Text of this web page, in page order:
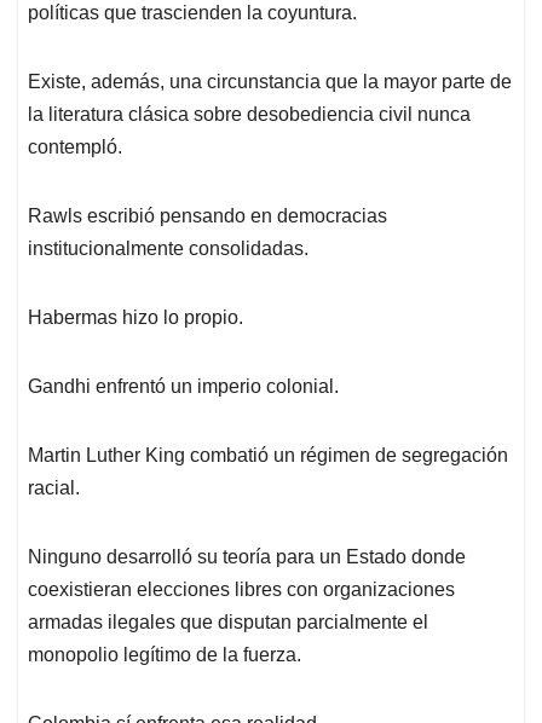
políticas que trascienden la coyuntura.
Existe, además, una circunstancia que la mayor parte de
la literatura clásica sobre desobediencia civil nunca
contempló.
Rawls escribió pensando en democracias
institucionalmente consolidadas.
Habermas hizo lo propio.
Gandhi enfrentó un imperio colonial.
Martin Luther King combatió un régimen de segregación
racial.
Ninguno desarrolló su teoría para un Estado donde
coexistieran elecciones libres con organizaciones
armadas ilegales que disputan parcialmente el
monopolio legítimo de la fuerza.